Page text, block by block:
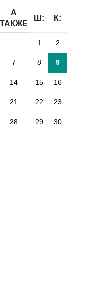
А
ТАКЖЕ
Ш: К:
1 2
7 8 9
14 15 16
21 22 23
28 29 30